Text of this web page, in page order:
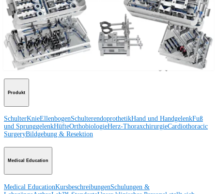
Operationsverfahren
SchulterKnieEllenbogenSchulterendoprothetik Hand und HandgelenkFuß
und SprunggelenkTrauma OrthobiologieCardiothoracic
SurgeryWirbelsäule
Produkt
SchulterKnieEllenbogenSchulterendoprothetikHand und HandgelenkFuß
und SprunggelenkHüfteOrthobiologieHerz-ThoraxchirurgieCardiothoracic
SurgeryBildgebung & Resektion
Medical Education
Medical EducationKursbeschreibungenSchulungen &